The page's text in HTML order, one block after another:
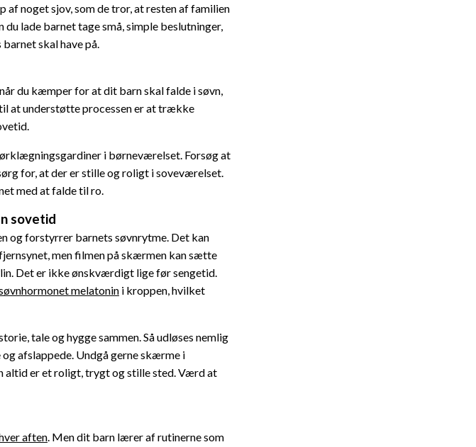
af noget sjov, som de tror, at resten af familien
du lade barnet tage små, simple beslutninger,
skal have på.
du kæmper for at dit barn skal falde i søvn,
at understøtte processen er at trække
i børneværelset. Forsøg at
for, at der er stille og roligt i soveværelset.
med at falde til ro.
sovetid
og forstyrrer barnets søvnrytme. Det kan
men filmen på skærmen kan sætte
Det er ikke ønskværdigt lige før sengetid.
melatonini kroppen, hvilket
tale og hygge sammen. Så udløses nemlig
afslappede. Undgå gerne skærme i
altid er et roligt, trygt og stille sted. Værd at
aften. Men dit barn lærer af rutinerne som